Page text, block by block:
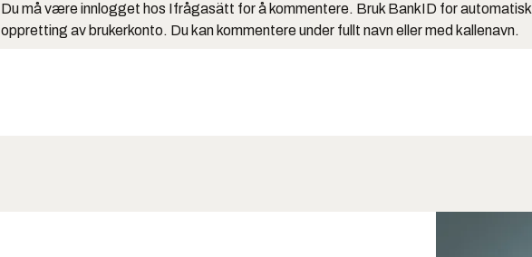
Du må være innlogget hos Ifrågasätt for å kommentere. Bruk BankID for automatisk
oppretting av brukerkonto. Du kan kommentere under fullt navn eller med kallenavn.